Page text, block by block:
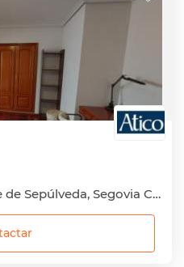
Ezequiel González-Conde de Sepúlveda, Segovia Capital, Segovia